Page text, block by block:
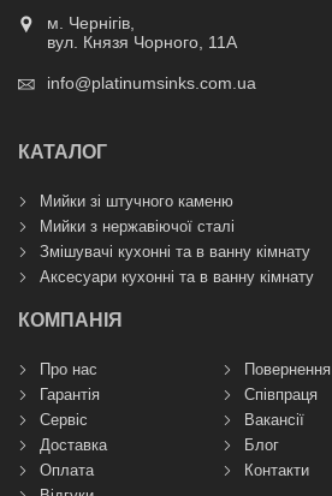
м. Чернігів,
вул. Князя Чорного, 11А
info@platinumsinks.com.ua
КАТАЛОГ
Мийки зі штучного каменю
Мийки з нержавіючої сталі
Змішувачі кухонні та в ванну кімнату
Аксесуари кухонні та в ванну кімнату
КОМПАНІЯ
Про нас
Гарантія
Сервіс
Доставка
Оплата
Повернення
Співпраця
Вакансії
Блог
Контакти